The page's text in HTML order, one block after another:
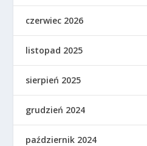
czerwiec 2026
listopad 2025
sierpień 2025
grudzień 2024
październik 2024